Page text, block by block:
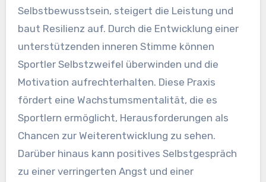
Selbstbewusstsein, steigert die Leistung und
baut Resilienz auf. Durch die Entwicklung einer
unterstützenden inneren Stimme können
Sportler Selbstzweifel überwinden und die
Motivation aufrechterhalten. Diese Praxis
fördert eine Wachstumsmentalität, die es
Sportlern ermöglicht, Herausforderungen als
Chancen zur Weiterentwicklung zu sehen.
Darüber hinaus kann positives Selbstgespräch
zu einer verringerten Angst und einer